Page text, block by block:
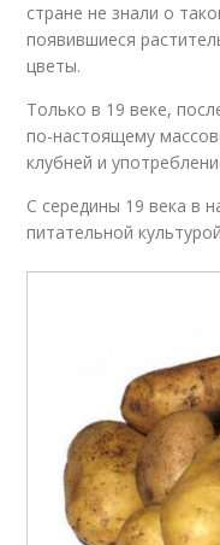
стране не знали о
появившиеся
цветы.
Только в 19 веке,
по-настоящему
клубней и
С середины 19 века в
питательной